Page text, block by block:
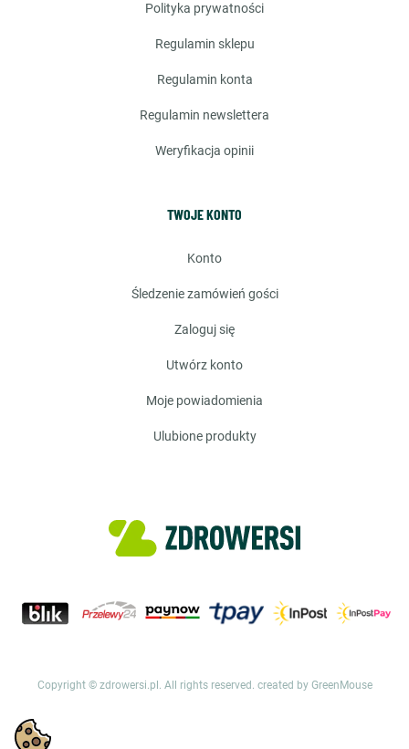
polityka prywatności
regulamin sklepu
regulamin konta
regulamin newslettera
weryfikacja opinii
TWOJE KONTO
konto
śledzenie zamówień gości
zaloguj się
utwórz konto
moje powiadomienia
ulubione produkty
Copyright © zdrowersi.pl. All rights reserved. created by GreenMouse